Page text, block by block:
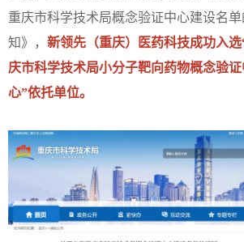
重庆市科学技术局概念验证中心建设名单
知》， 新领先（重庆）医药科技成功入选
庆市科学技术局小分子靶向药物概念验证
心”依托单位。